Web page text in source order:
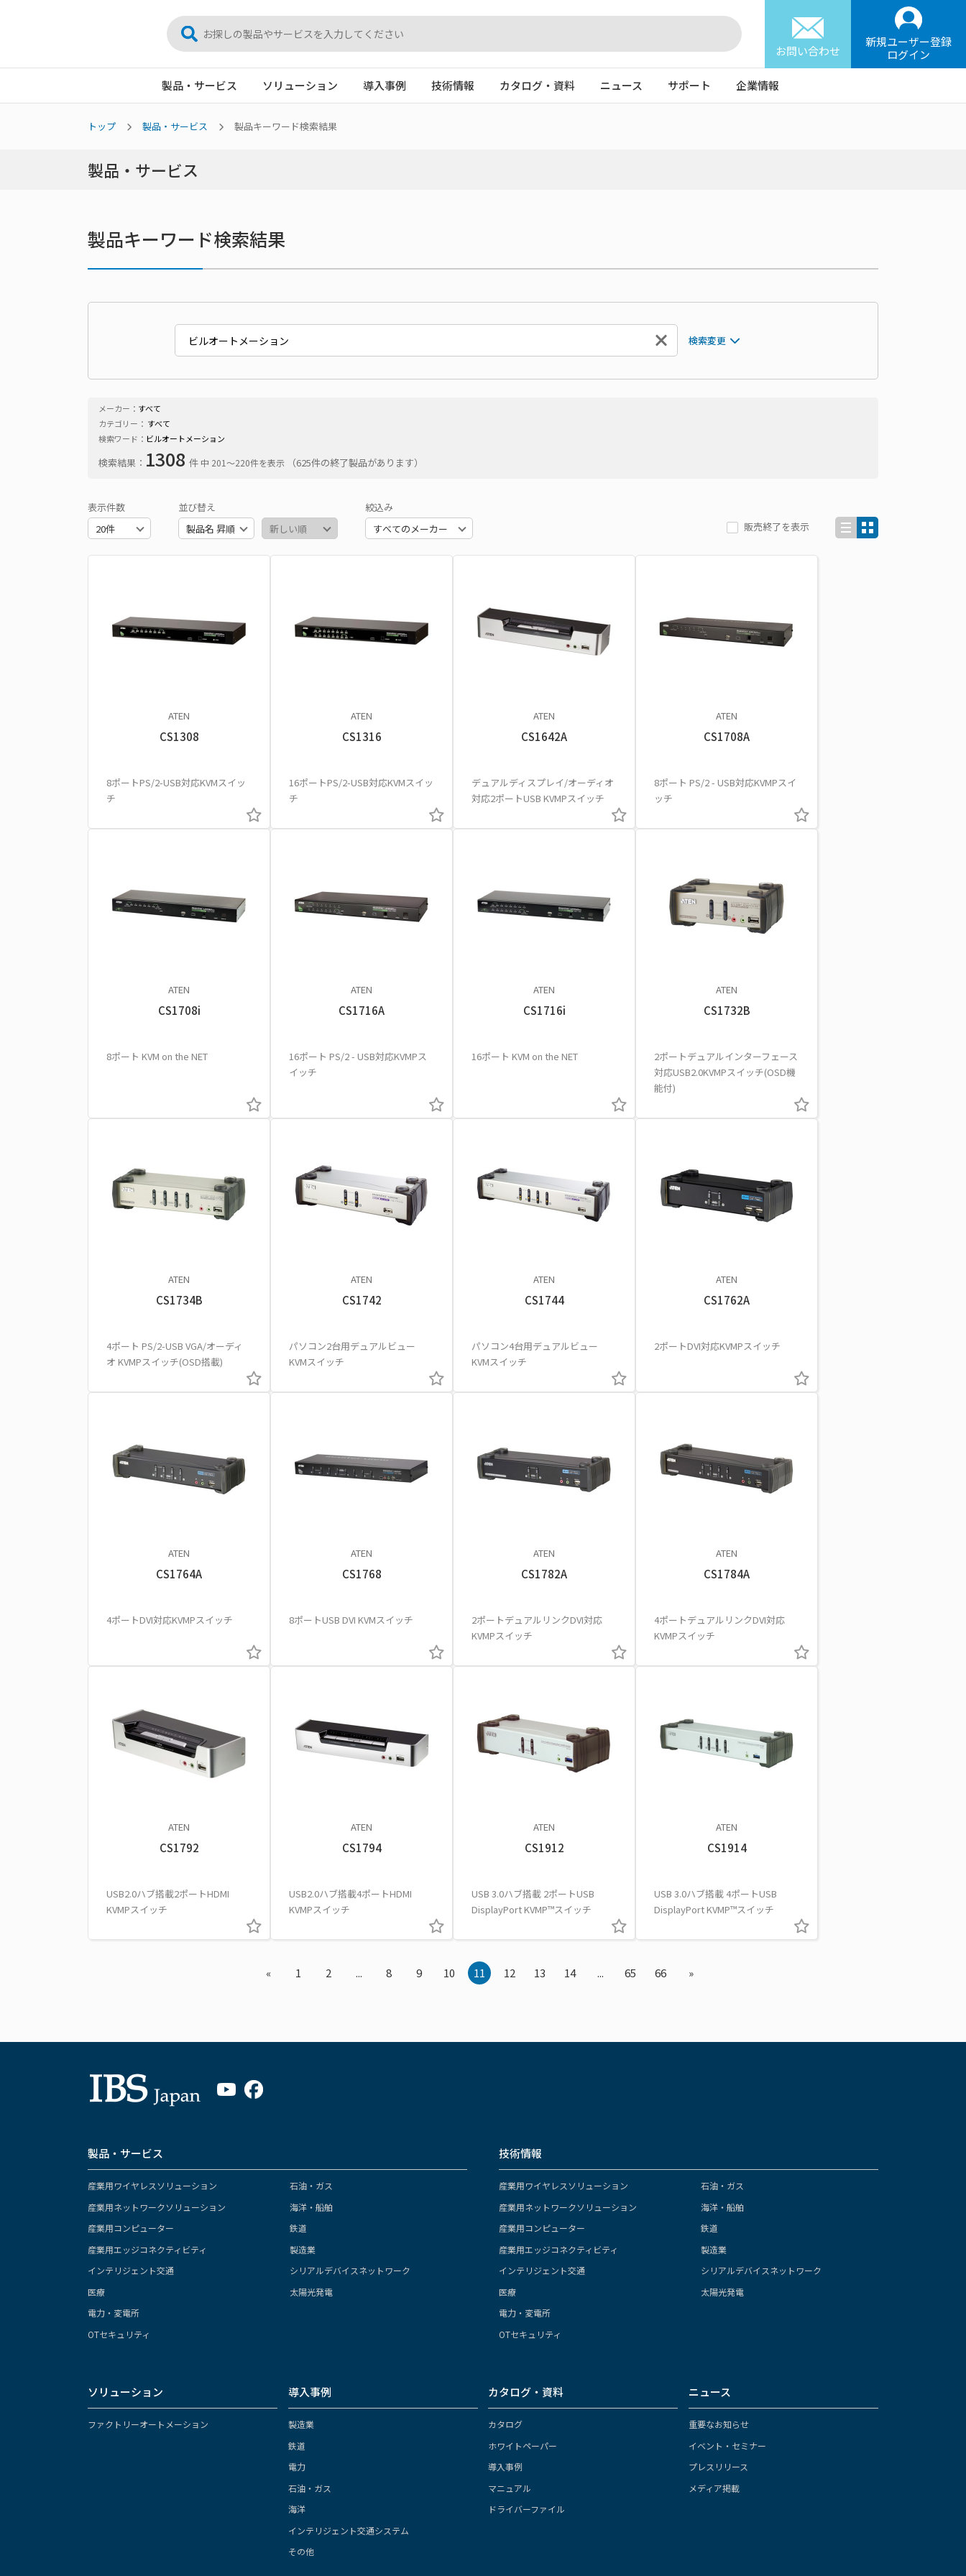
お問い合わせ
新規ユーザー登録
ログイン
製品・サービス ソリューション 導入事例 技術情報 カタログ・資料 ニュース サポート 企業情報
トップ 製品・サービス 製品キーワード検索結果
製品・サービス
製品キーワード検索結果
検索変更
メーカー： すべて
カテゴリー： すべて
検索ワード： ビルオートメーション
検索結果： 1308 件 中 201〜220件を表示 （625件の終了製品があります）
表示件数 並び替え
絞込み
販売終了を表示
ATEN
CS1308
8ポートPS/2-USB対応KVMスイッ
チ
ATEN
CS1316
16ポートPS/2-USB対応KVMスイッ
チ
ATEN
CS1642A
デュアルディスプレイ/オーディオ
対応2ポートUSB KVMPスイッチ
ATEN
CS1708A
8ポート PS/2 - USB対応KVMPスイ
ッチ
ATEN
CS1708i
8ポート KVM on the NET
ATEN
CS1716A
16ポート PS/2 - USB対応KVMPス
イッチ
ATEN
CS1716i
16ポート KVM on the NET
ATEN
CS1732B
2ポートデュアルインターフェース
対応USB2.0KVMPスイッチ(OSD機
能付)
ATEN
CS1734B
4ポート PS/2-USB VGA/オーディ
オ KVMPスイッチ(OSD搭載)
ATEN
CS1742
パソコン2台用デュアルビュー
KVMスイッチ
ATEN
CS1744
パソコン4台用デュアルビュー
KVMスイッチ
ATEN
CS1762A
2ポートDVI対応KVMPスイッチ
ATEN
CS1764A
4ポートDVI対応KVMPスイッチ
ATEN
CS1768
8ポートUSB DVI KVMスイッチ
ATEN
CS1782A
2ポートデュアルリンクDVI対応
KVMPスイッチ
ATEN
CS1784A
4ポートデュアルリンクDVI対応
KVMPスイッチ
ATEN
CS1792
USB2.0ハブ搭載2ポートHDMI
KVMPスイッチ
ATEN
CS1794
USB2.0ハブ搭載4ポートHDMI
KVMPスイッチ
ATEN
CS1912
USB 3.0ハブ搭載 2ポートUSB
DisplayPort KVMP™スイッチ
ATEN
CS1914
USB 3.0ハブ搭載 4ポートUSB
DisplayPort KVMP™スイッチ
« 1 2 ... 8 9 10 11 12 13 14 ... 65 66 »
製品・サービス
産業用ワイヤレスソリューション
産業用ネットワークソリューション
産業用コンピューター
産業用エッジコネクティビティ
インテリジェント交通
医療
電力・変電所
OTセキュリティ
石油・ガス
海洋・船舶
鉄道
製造業
シリアルデバイスネットワーク
太陽光発電
技術情報
産業用ワイヤレスソリューション
産業用ネットワークソリューション
産業用コンピューター
産業用エッジコネクティビティ
インテリジェント交通
医療
電力・変電所
OTセキュリティ
石油・ガス
海洋・船舶
鉄道
製造業
シリアルデバイスネットワーク
太陽光発電
ソリューション
ファクトリーオートメーション
導入事例
製造業
鉄道
電力
石油・ガス
海洋
インテリジェント交通システム
その他
カタログ・資料
カタログ
ホワイトペーパー
導入事例
マニュアル
ドライバーファイル
ニュース
重要なお知らせ
イベント・セミナー
プレスリリース
メディア掲載